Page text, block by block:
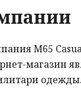
М65
магазин
одежды.